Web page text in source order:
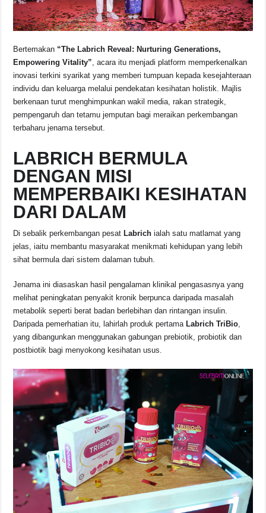
Bertemakan “The Labrich Reveal: Nurturing Generations,
Empowering Vitality”, acara itu menjadi platform memperkenalkan
inovasi terkini syarikat yang memberi tumpuan kepada kesejahteraan
individu dan keluarga melalui pendekatan kesihatan holistik. Majlis
berkenaan turut menghimpunkan wakil media, rakan strategik,
pempengaruh dan tetamu jemputan bagi meraikan perkembangan
terbaharu jenama tersebut.
LABRICH BERMULA
DENGAN MISI
MEMPERBAIKI KESIHATAN
DARI DALAM
Di sebalik perkembangan pesat Labrich ialah satu matlamat yang
jelas, iaitu membantu masyarakat menikmati kehidupan yang lebih
sihat bermula dari sistem dalaman tubuh.
Jenama ini diasaskan hasil pengalaman klinikal pengasasnya yang
melihat peningkatan penyakit kronik berpunca daripada masalah
metabolik seperti berat badan berlebihan dan rintangan insulin.
Daripada pemerhatian itu, lahirlah produk pertama Labrich TriBio,
yang dibangunkan menggunakan gabungan prebiotik, probiotik dan
postbiotik bagi menyokong kesihatan usus.